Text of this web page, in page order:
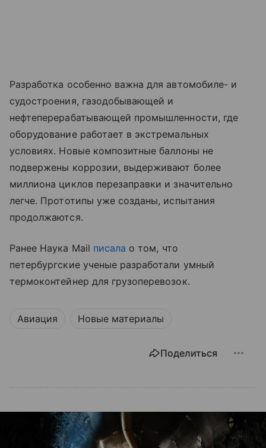
Разработка особенно важна для автомобиле- и
судостроения, газодобывающей и
нефтеперерабатывающей промышленности, где
оборудование работает в экстремальных
условиях. Новые композитные баллоны не
подвержены коррозии, выдерживают более
миллиона циклов перезаправки и значительно
легче. Прототипы уже созданы, испытания
продолжаются.
Ранее Наука Mail писала о том, что
петербургские ученые разработали умный
термоконтейнер для грузоперевозок.
Авиация Новые материалы
Поделиться